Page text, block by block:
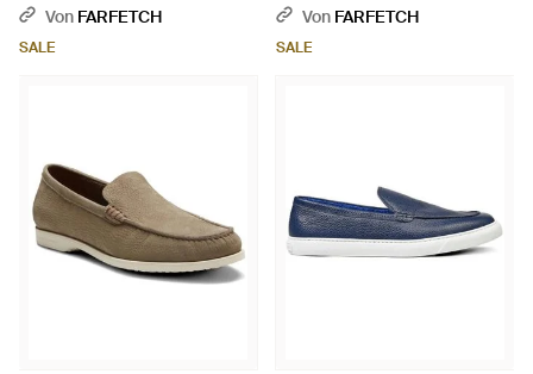
Von FARFETCH
SALE
Von FARFETCH
SALE